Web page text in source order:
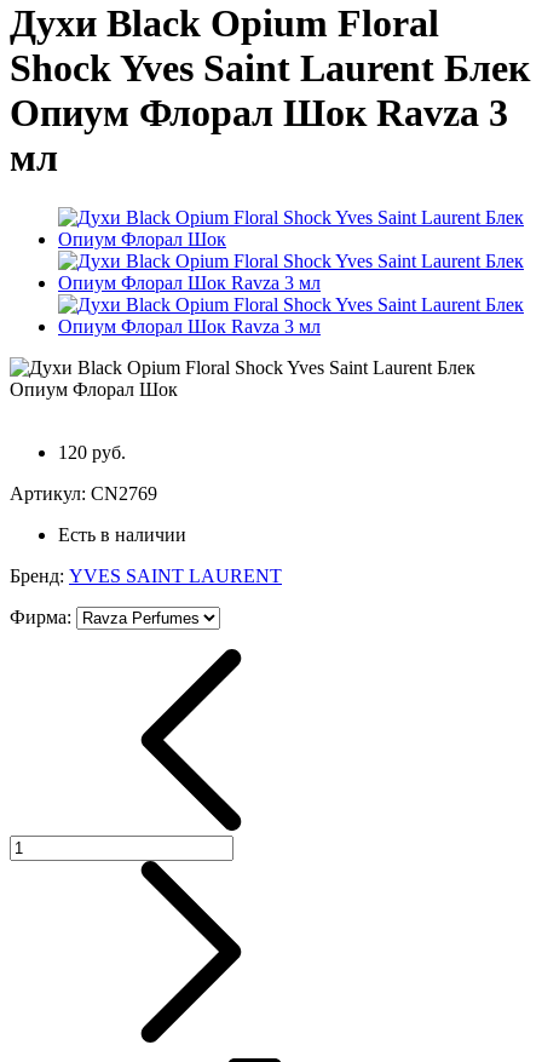
Духи Black Opium Floral
Shock Yves Saint Laurent Блек
Опиум Флорал Шок Ravza 3
мл
120 руб.
Артикул: CN2769
Есть в наличии
Бренд: YVES SAINT LAURENT
Фирма: